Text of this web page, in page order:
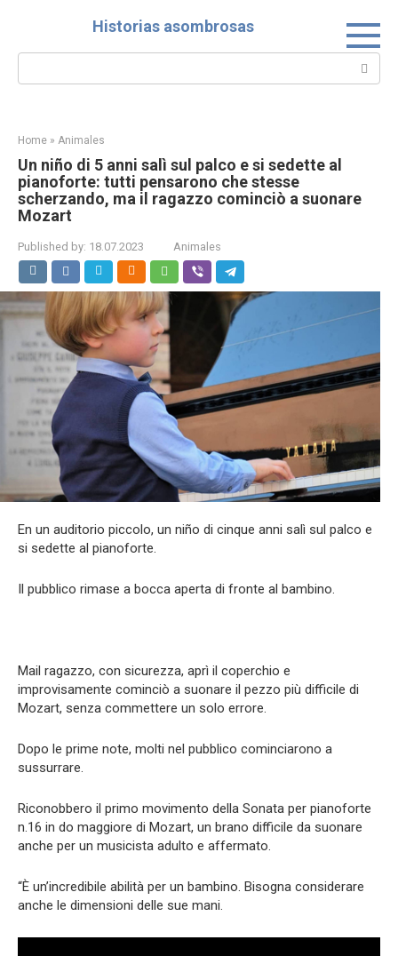
Historias asombrosas
Search:
Home » Animales
Un niño di 5 anni salì sul palco e si sedette al
pianoforte: tutti pensarono che stesse
scherzando, ma il ragazzo cominciò a suonare
Mozart
Published by: 18.07.2023 Animales
En un auditorio piccolo, un niño di cinque anni salì sul palco e
si sedette al pianoforte.
Il pubblico rimase a bocca aperta di fronte al bambino.
Mail ragazzo, con sicurezza, aprì il coperchio e
improvisamente cominciò a suonare il pezzo più difficile di
Mozart, senza commettere un solo errore.
Dopo le prime note, molti nel pubblico cominciarono a
sussurrare.
Riconobbero il primo movimento della Sonata per pianoforte
n.16 in do maggiore di Mozart, un brano difficile da suonare
anche per un musicista adulto e affermato.
“È un’incredibile abilità per un bambino. Bisogna considerare
anche le dimensioni delle sue mani.